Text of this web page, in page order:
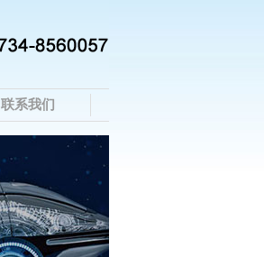
联系我们